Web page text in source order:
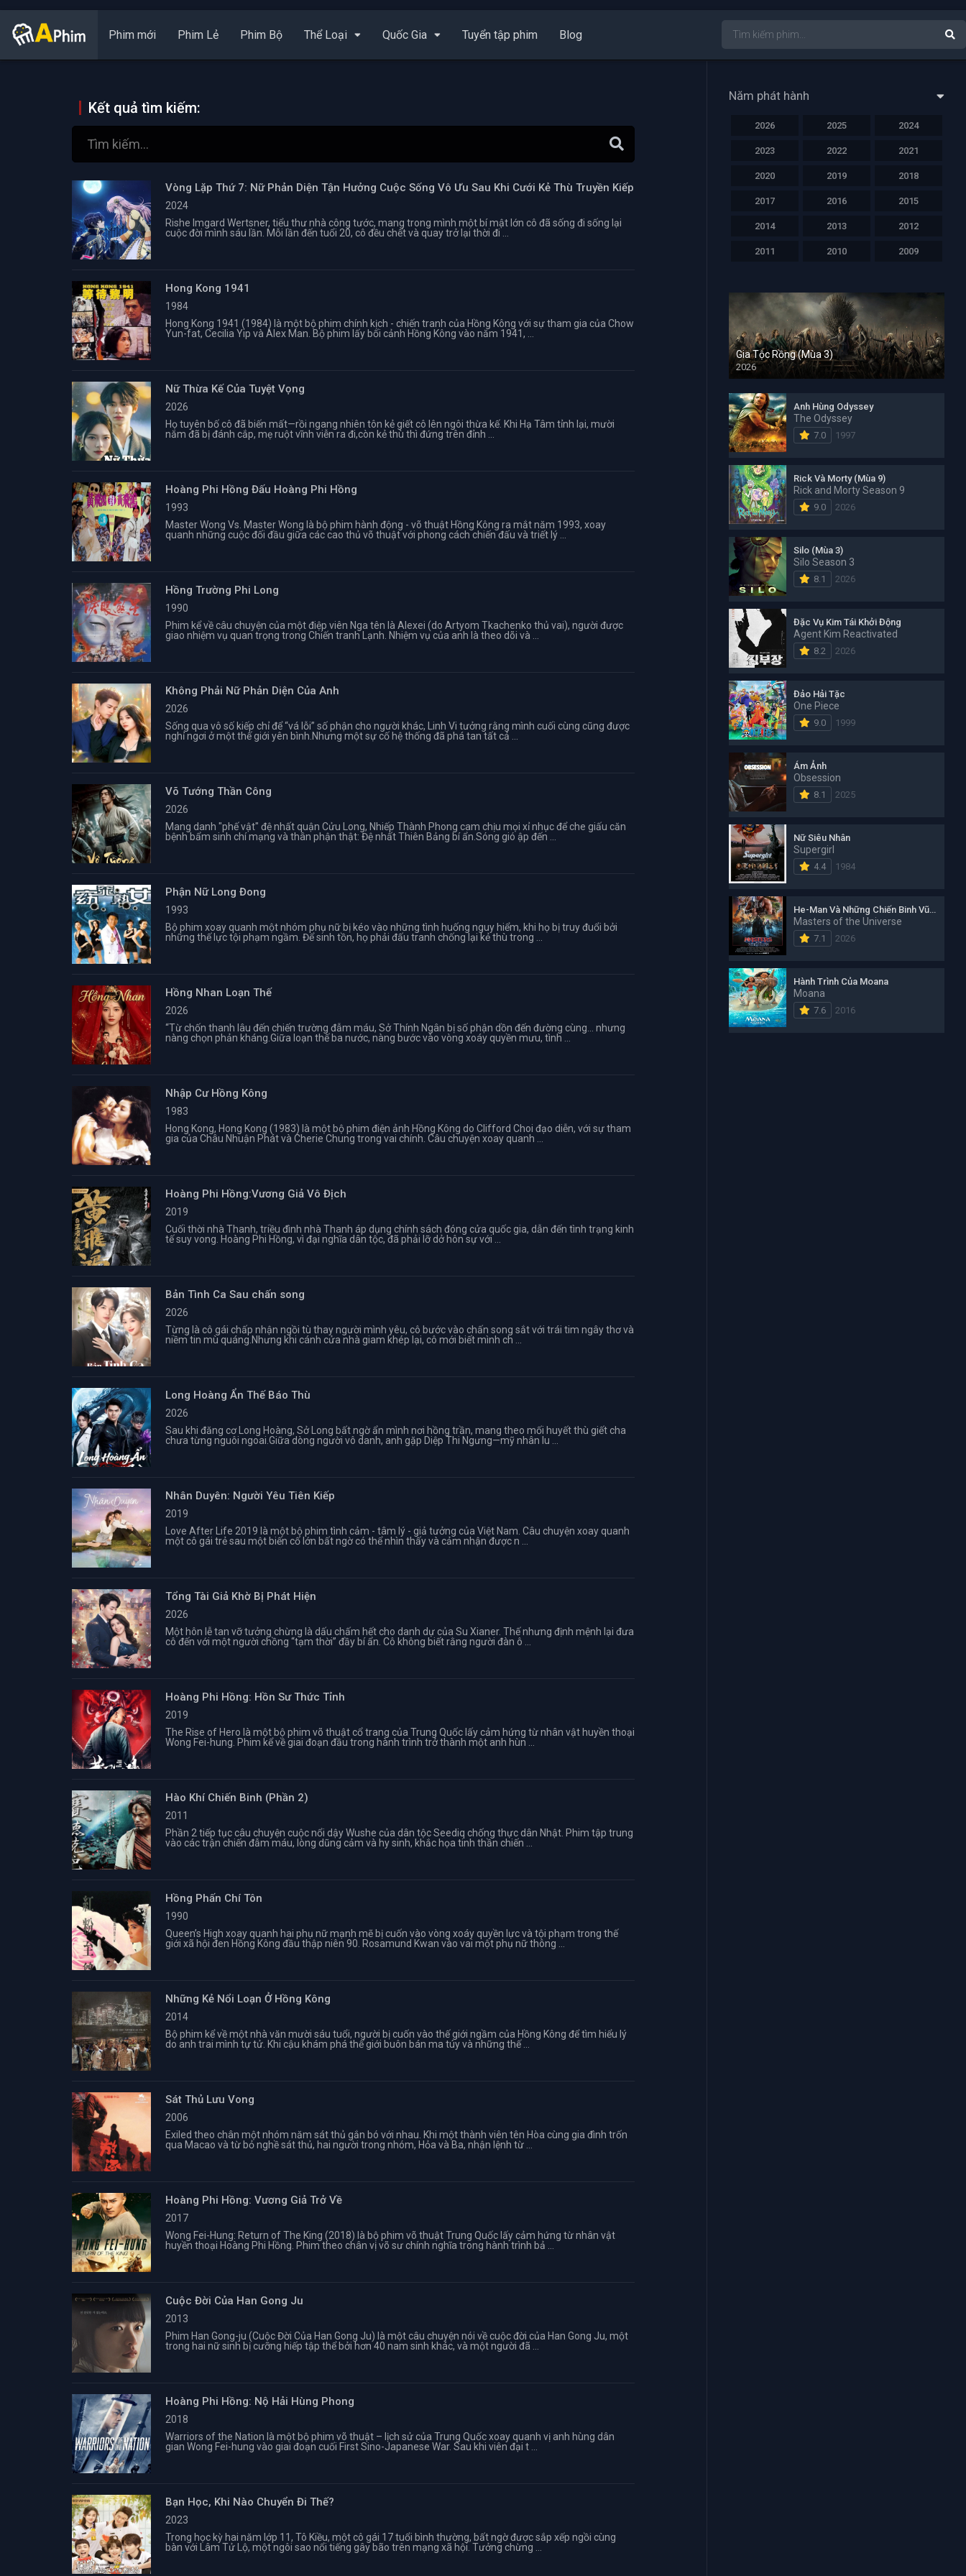
Phim mới Phim Lẻ Phim Bộ Thể Loại Quốc Gia Tuyển tập phim Blog
Kết quả tìm kiếm:
Vòng Lặp Thứ 7: Nữ Phản Diện Tận Hưởng Cuộc Sống Vô Ưu Sau Khi Cưới Kẻ Thù Truyền Kiếp
2024
Rishe Imgard Wertsner, tiểu thư nhà công tước, mang trong mình một bí mật lớn cô đã sống đi sống lại
cuộc đời mình sáu lần. Mỗi lần đến tuổi 20, cô đều chết và quay trở lại thời đi ...
Hong Kong 1941
1984
Hong Kong 1941 (1984) là một bộ phim chính kịch - chiến tranh của Hồng Kông với sự tham gia của Chow
Yun-fat, Cecilia Yip và Alex Man. Bộ phim lấy bối cảnh Hồng Kông vào năm 1941, ...
Nữ Thừa Kế Của Tuyệt Vọng
2026
Họ tuyên bố cô đã biến mất—rồi ngang nhiên tôn kẻ giết cô lên ngôi thừa kế. Khi Hạ Tâm tỉnh lại, mười
năm đã bị đánh cắp, mẹ ruột vĩnh viễn ra đi,còn kẻ thù thì đứng trên đỉnh ...
Hoàng Phi Hồng Đấu Hoàng Phi Hồng
1993
Master Wong Vs. Master Wong là bộ phim hành động - võ thuật Hồng Kông ra mắt năm 1993, xoay
quanh những cuộc đối đầu giữa các cao thủ võ thuật với phong cách chiến đấu và triết lý ...
Hồng Trường Phi Long
1990
Phim kể về câu chuyện của một điệp viên Nga tên là Alexei (do Artyom Tkachenko thủ vai), người được
giao nhiệm vụ quan trọng trong Chiến tranh Lạnh. Nhiệm vụ của anh là theo dõi và ...
Không Phải Nữ Phản Diện Của Anh
2026
Sống qua vô số kiếp chỉ để “vá lỗi” số phận cho người khác, Linh Vi tưởng rằng mình cuối cùng cũng được
nghỉ ngơi ở một thế giới yên bình.Nhưng một sự cố hệ thống đã phá tan tất cả ...
Võ Tướng Thần Công
2026
Mang danh "phế vật" đệ nhất quận Cửu Long, Nhiếp Thành Phong cam chịu mọi xỉ nhục để che giấu căn
bệnh bẩm sinh chí mạng và thân phận thật: Đệ nhất Thiên Bảng bí ẩn.Sóng gió ập đến ...
Phận Nữ Long Đong
1993
Bộ phim xoay quanh một nhóm phụ nữ bị kéo vào những tình huống nguy hiểm, khi họ bị truy đuổi bởi
những thế lực tội phạm ngầm. Để sinh tồn, họ phải đấu tranh chống lại kẻ thù trong ...
Hồng Nhan Loạn Thế
2026
“Từ chốn thanh lâu đến chiến trường đẫm máu, Sở Thính Ngân bị số phận dồn đến đường cùng… nhưng
nàng chọn phản kháng.Giữa loạn thế ba nước, nàng bước vào vòng xoáy quyền mưu, tình ...
Nhập Cư Hồng Kông
1983
Hong Kong, Hong Kong (1983) là một bộ phim điện ảnh Hồng Kông do Clifford Choi đạo diễn, với sự tham
gia của Châu Nhuận Phát và Cherie Chung trong vai chính. Câu chuyện xoay quanh ...
Hoàng Phi Hồng:Vương Giả Vô Địch
2019
Cuối thời nhà Thanh, triều đình nhà Thanh áp dụng chính sách đóng cửa quốc gia, dẫn đến tình trạng kinh
tế suy vong. Hoàng Phi Hồng, vì đại nghĩa dân tộc, đã phải lỡ dở hôn sự với ...
Bản Tình Ca Sau chấn song
2026
Từng là cô gái chấp nhận ngồi tù thay người mình yêu, cô bước vào chấn song sắt với trái tim ngây thơ và
niềm tin mù quáng.Nhưng khi cánh cửa nhà giam khép lại, cô mới biết mình ch ...
Long Hoàng Ẩn Thế Báo Thù
2026
Sau khi đăng cơ Long Hoàng, Sở Long bất ngờ ẩn mình nơi hồng trần, mang theo mối huyết thù giết cha
chưa từng nguôi ngoai.Giữa dòng người vô danh, anh gặp Diệp Thi Ngưng—mỹ nhân lu ...
Nhân Duyên: Người Yêu Tiên Kiếp
2019
Love After Life 2019 là một bộ phim tình cảm - tâm lý - giả tưởng của Việt Nam. Câu chuyện xoay quanh
một cô gái trẻ sau một biến cố lớn bất ngờ có thể nhìn thấy và cảm nhận được n ...
Tổng Tài Giả Khờ Bị Phát Hiện
2026
Một hôn lễ tan vỡ tưởng chừng là dấu chấm hết cho danh dự của Su Xianer. Thế nhưng định mệnh lại đưa
cô đến với một người chồng “tạm thời” đầy bí ẩn. Cô không biết rằng người đàn ô ...
Hoàng Phi Hồng: Hồn Sư Thức Tỉnh
2019
The Rise of Hero là một bộ phim võ thuật cổ trang của Trung Quốc lấy cảm hứng từ nhân vật huyền thoại
Wong Fei-hung. Phim kể về giai đoạn đầu trong hành trình trở thành một anh hùn ...
Hào Khí Chiến Binh (Phần 2)
2011
Phần 2 tiếp tục câu chuyện cuộc nổi dậy Wushe của dân tộc Seediq chống thực dân Nhật. Phim tập trung
vào các trận chiến đẫm máu, lòng dũng cảm và hy sinh, khắc họa tinh thần chiến ...
Hồng Phấn Chí Tôn
1990
Queen’s High xoay quanh hai phụ nữ mạnh mẽ bị cuốn vào vòng xoáy quyền lực và tội phạm trong thế
giới xã hội đen Hồng Kông đầu thập niên 90. Rosamund Kwan vào vai một phụ nữ thông ...
Những Kẻ Nổi Loạn Ở Hồng Kông
2014
Bộ phim kể về một nhà văn mười sáu tuổi, người bị cuốn vào thế giới ngầm của Hồng Kông để tìm hiểu lý
do anh trai mình tự tử. Khi cậu khám phá thế giới buôn bán ma túy và những thế ...
Sát Thủ Lưu Vong
2006
Exiled theo chân một nhóm năm sát thủ gắn bó với nhau. Khi một thành viên tên Hòa cùng gia đình trốn
qua Macao và từ bỏ nghề sát thủ, hai người trong nhóm, Hỏa và Ba, nhận lệnh từ ...
Hoàng Phi Hồng: Vương Giả Trở Về
2017
Wong Fei-Hung: Return of The King (2018) là bộ phim võ thuật Trung Quốc lấy cảm hứng từ nhân vật
huyền thoại Hoàng Phi Hồng. Phim theo chân vị võ sư chính nghĩa trong hành trình bả ...
Cuộc Đời Của Han Gong Ju
2013
Phim Han Gong-ju (Cuộc Đời Của Han Gong Ju) là một câu chuyện nói về cuộc đời của Han Gong Ju, một
trong hai nữ sinh bị cưỡng hiếp tập thể bởi hơn 40 nam sinh khác, và một người đã ...
Hoàng Phi Hồng: Nộ Hải Hùng Phong
2018
Warriors of the Nation là một bộ phim võ thuật – lịch sử của Trung Quốc xoay quanh vị anh hùng dân
gian Wong Fei-hung vào giai đoạn cuối First Sino-Japanese War. Sau khi viên đại t ...
Bạn Học, Khi Nào Chuyển Đi Thế?
2023
Trong học kỳ hai năm lớp 11, Tô Kiều, một cô gái 17 tuổi bình thường, bất ngờ được sắp xếp ngồi cùng
bàn với Lâm Tử Lộ, một ngôi sao nổi tiếng gây bão trên mạng xã hội. Tưởng chừng ...
Năm phát hành
2026 2025 2024
2023 2022 2021
2020 2019 2018
2017 2016 2015
2014 2013 2012
2011 2010 2009
Gia Tộc Rồng (Mùa 3)
2026
Anh Hùng Odyssey
The Odyssey
7.0 1997
Rick Và Morty (Mùa 9)
Rick and Morty Season 9
9.0 2026
Silo (Mùa 3)
Silo Season 3
8.1 2026
Đặc Vụ Kim Tái Khởi Động
Agent Kim Reactivated
8.2 2026
Đảo Hải Tặc
One Piece
9.0 1999
Ám Ảnh
Obsession
8.1 2025
Nữ Siêu Nhân
Supergirl
4.4 1984
He-Man Và Những Chiến Binh Vũ Trụ
Masters of the Universe
7.1 2026
Hành Trình Của Moana
Moana
7.6 2016